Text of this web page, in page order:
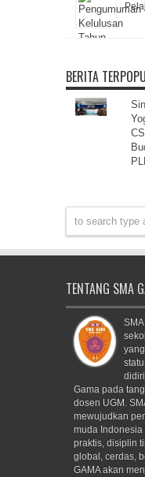
BERITA
TENTANG SMA
Gama pada
dosen UGM.
mewujudkan
muda
praktis, disiplin
global, cerdas,
GAMA akan